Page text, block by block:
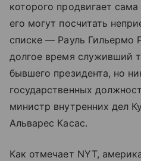
которого продвигает
его могут посчитать
списке — Рауль Гильермо
долгое время служивший
бывшего президента, но
государственных
министр внутренних дел
Альварес Касас.
Как отмечает NYT,